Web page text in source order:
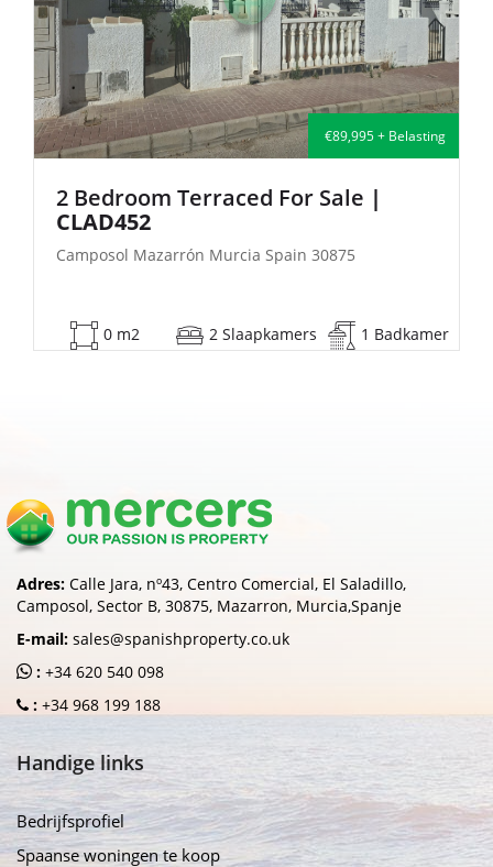
€135,000 + Belasting
2 Bedroom Semi-Detached For Sale
| FB140
Camposol Mazarrón Murcia Spain 30875
53 m2 2 Slaapkamers 1 Badkamer
Adres: Calle Jara, nº43, Centro Comercial, El Saladillo,
Camposol, Sector B, 30875, Mazarron, Murcia,Spanje
E-mail: sales@spanishproperty.co.uk
: +34 620 540 098
: +34 968 199 188
Handige links
Bedrijfsprofiel
Spaanse woningen te koop